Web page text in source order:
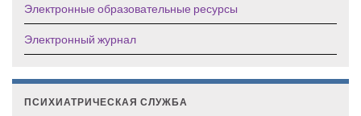
Электронные образовательные ресурсы
Электронный журнал
ПСИХИАТРИЧЕСКАЯ СЛУЖБА